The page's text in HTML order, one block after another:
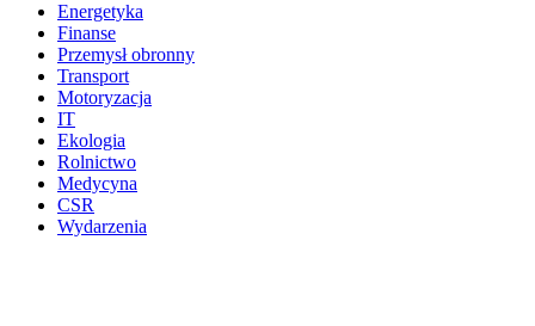
Energetyka
Finanse
Przemysł obronny
Transport
Motoryzacja
IT
Ekologia
Rolnictwo
Medycyna
CSR
Wydarzenia